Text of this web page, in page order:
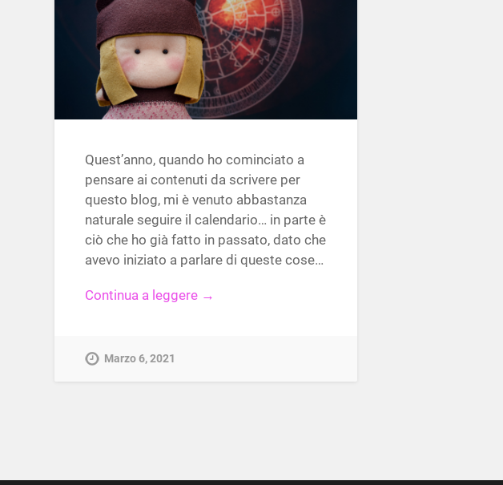
Quest’anno, quando ho cominciato a
pensare ai contenuti da scrivere per
questo blog, mi è venuto abbastanza
naturale seguire il calendario… in parte è
ciò che ho già fatto in passato, dato che
avevo iniziato a parlare di queste cose…
Continua a leggere →
Marzo 6, 2021